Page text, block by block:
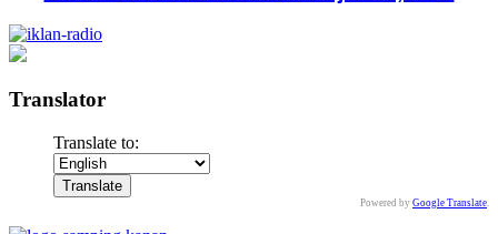
Translator
Translate to:
Powered by Google Translate